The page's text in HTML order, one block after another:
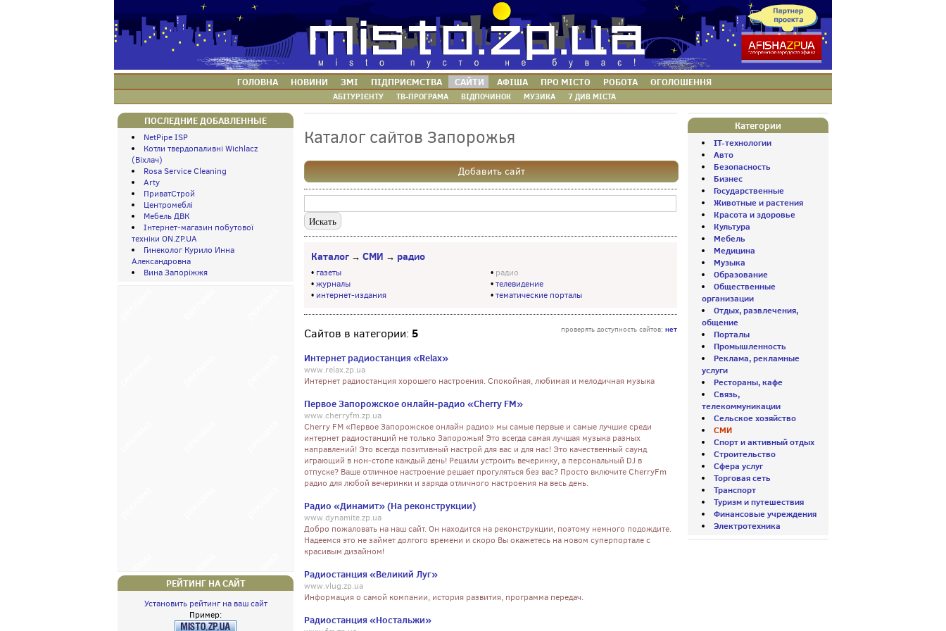
ГОЛОВНА НОВИНИ ЗМІ ПІДПРИЄМСТВА САЙТИ АФІША ПРО МІСТО РОБОТА ОГОЛОШЕННЯ
АБІТУРІЄНТУ ТВ-ПРОГРАМА ВІДПОЧИНОК МУЗИКА 7 ДИВ МІСТА
ПОСЛЕДНИЕ ДОБАВЛЕННЫЕ
NetPipe ISP
Котли твердопаливні Wichlacz
(Віхлач)
Rosa Service Cleaning
Arty
ПриватСтрой
Центромеблі
Мебель ДВК
Інтернет-магазин побутової
техніки ON.ZP.UA
Гинеколог Курило Инна
Александровна
Вина Запоріжжя
РЕЙТИНГ НА САЙТ
Установить рейтинг на ваш сайт
Пример:
Каталог сайтов Запорожья
Добавить сайт
Каталог → СМИ → радио
• газеты
•журналы
• интернет-издания
• радио
•телевидение
•тематические порталы
проверять доступность сайтов: нет
Сайтов в категории: 5
Интернет радиостанция «Relax»
www.relax.zp.ua
Интернет радиостанция хорошего настроения. Спокойная, любимая и мелодичная музыка
Первое Запорожское онлайн-радио «Cherry FM»
www.cherryfm.zp.ua
Cherry FM «Первое Запорожское онлайн радио» мы самые первые и самые лучшие среди
интернет радиостанций не только Запорожья! Это всегда самая лучшая музыка разных
направлений! Это всегда позитивный настрой для вас и для нас! Это качественный саунд
играющий в нон-стопе каждый день! Решили устроить вечеринку, а персональный DJ в
отпуске? Ваше отличное настроение решает прогуляться без вас? Просто включите CherryFm
радио для любой вечеринки и заряда отличного настроения на весь день.
Радио «Динамит» (На реконструкции)
www.dynamite.zp.ua
Добро пожаловать на наш сайт. Он находится на реконструкции, поэтому немного подождите.
Надеемся это не займет долгого времени и скоро Вы окажетесь на новом суперпортале с
красивым дизайном!
Радиостанция «Великий Луг»
www.vlug.zp.ua
Информация о самой компании, история развития, программа передач.
Радиостанция «Ностальжи»
Категории
IT-технологии
Авто
Безопасность
Бизнес
Государственные
Животные и растения
Красота и здоровье
Культура
Мебель
Медицина
Музыка
Образование
Общественные
организации
Отдых, развлечения,
общение
Порталы
Промышленность
Реклама, рекламные
услуги
Рестораны, кафе
Связь,
телекоммуникации
Сельское хозяйство
СМИ
Спорт и активный отдых
Строительство
Сфера услуг
Торговая сеть
Транспорт
Туризм и путешествия
Финансовые учреждения
Электротехника